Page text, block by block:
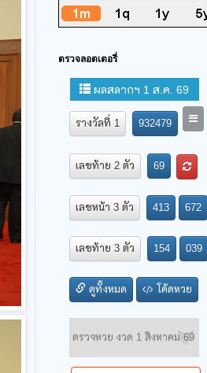
ตรวจลอตเตอรี่